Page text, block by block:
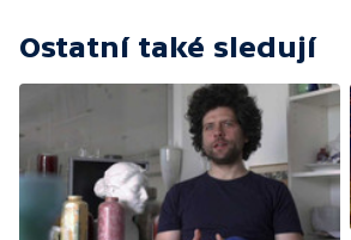
Ostatní také sledují